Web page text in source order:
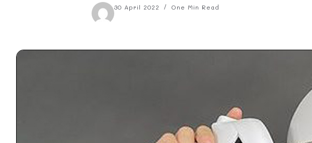
30 April 2022 One Min Read